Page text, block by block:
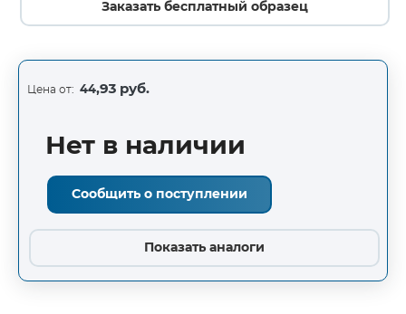
Заказать бесплатный образец
Цена от: 44,93 руб.
Нет в наличии
Сообщить о поступлении
Показать аналоги